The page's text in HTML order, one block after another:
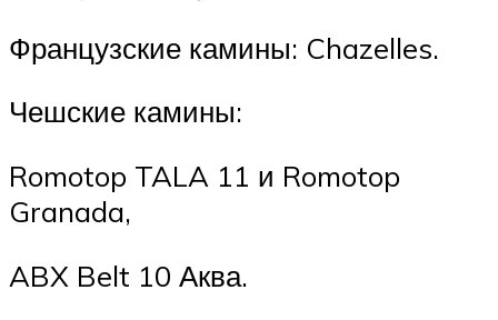
Французские камины: Chazelles.
Чешские камины:
Romotop TALA 11 и Romotop
Granada,
ABX Belt 10 Аква.